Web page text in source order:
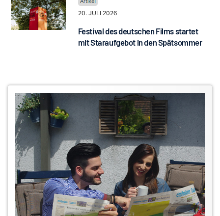
20. JULI 2026
Festival des deutschen Films startet
mit Staraufgebot in den Spätsommer